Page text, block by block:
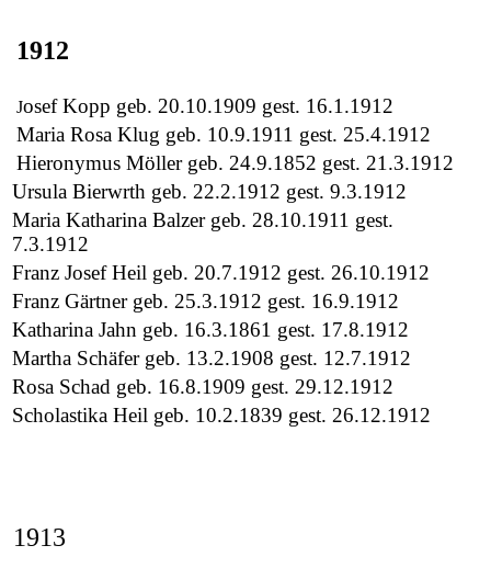
1912
Josef Kopp geb. 20.10.1909 gest. 16.1.1912
Maria Rosa Klug geb. 10.9.1911 gest. 25.4.1912
Hieronymus Möller geb. 24.9.1852 gest. 21.3.1912
Ursula Bierwrth geb. 22.2.1912 gest. 9.3.1912
Maria Katharina Balzer geb. 28.10.1911 gest.
7.3.1912
Franz Josef Heil geb. 20.7.1912 gest. 26.10.1912
Franz Gärtner geb. 25.3.1912 gest. 16.9.1912
Katharina Jahn geb. 16.3.1861 gest. 17.8.1912
Martha Schäfer geb. 13.2.1908 gest. 12.7.1912
Rosa Schad geb. 16.8.1909 gest. 29.12.1912
Scholastika Heil geb. 10.2.1839 gest. 26.12.1912
1913